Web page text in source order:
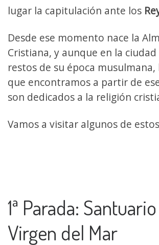
lugar la capitulación ante los
Desde ese momento nace la
Cristiana, y aunque en la
restos de su época
que encontramos a partir de
son dedicados a la religión
Vamos a visitar algunos de
1ª Parada:
Virgen del Mar